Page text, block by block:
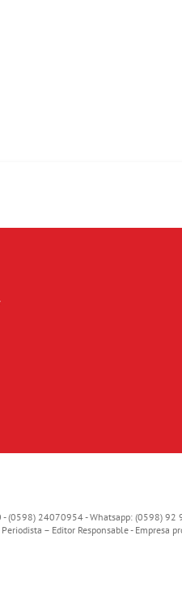
- (0598) 24070954 - Whatsapp: (0598) 92
– Editor Responsable - Empresa